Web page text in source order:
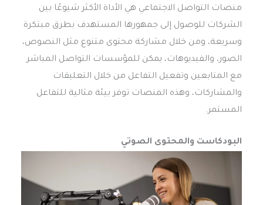
منصات التواصل الاجتماعي هي الأداة الأكثر شيوعًا بين
الشركات للوصول إلى جمهورها المستهدف بطرق مبتكرة
وسريعة، ومن خلال مشاركة محتوى متنوع مثل النصوص،
الصور، والفيديوهات، يمكن للمؤسسات التواصل المباشر
مع المتابعين وتفعيل التفاعل من خلال التعليقات
والمشاركات، وهذه المنصات توفر بيئة مثالية للتفاعل
المستمر.
البودكاست والمحتوى الصوتي